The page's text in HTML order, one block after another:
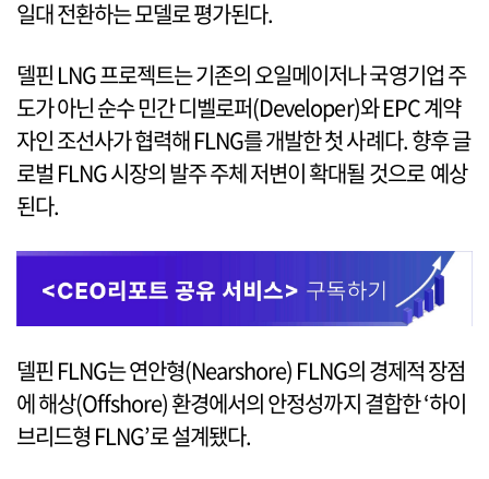
일대 전환하는 모델로 평가된다.
델핀 LNG 프로젝트는 기존의 오일메이저나 국영기업 주
도가 아닌 순수 민간 디벨로퍼(Developer)와 EPC 계약
자인 조선사가 협력해 FLNG를 개발한 첫 사례다. 향후 글
로벌 FLNG 시장의 발주 주체 저변이 확대될 것으로 예상
된다.
델핀 FLNG는 연안형(Nearshore) FLNG의 경제적 장점
에 해상(Offshore) 환경에서의 안정성까지 결합한 ‘하이
브리드형 FLNG’로 설계됐다.